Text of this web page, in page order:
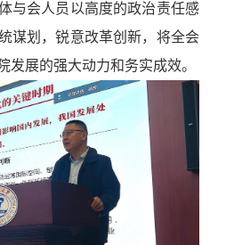
与会人员以高度的政治责任感
谋划，锐意改革创新，将全会
发展的强大动力和务实成效。